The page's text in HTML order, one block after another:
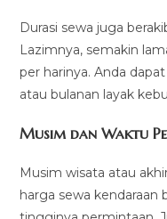
Durasi sewa juga
Lazimnya, semakin
per harinya. Anda
atau bulanan layak
Musim dan Waktu
Musim wisata atau
harga sewa